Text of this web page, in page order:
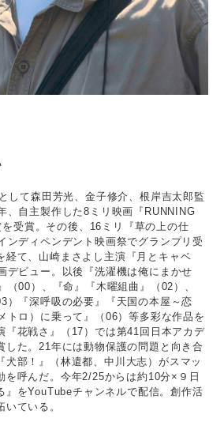
して森田芳光、金子修介、根岸吉太郎監
、自主製作した8ミリ映画『RUNNING
受賞。その後、16ミリ『草の上の仕
ンディペンデント映画祭でグランプリ受
経て、山崎まさよし主演『月とキャベ
デビュー。以後『洗濯機は俺にまかせ
（00）、『命』『木曜組曲』（02）、
）『深呼吸の必要』『天国の本屋～恋
トロ）に乗って』（06）等多彩な作品を
『花戦さ』（17）では第41回日本アカデ
した。21年には動物保護の問題と向き合
犬部！』（林遣都、中川大志）がスマッ
を呼んだ。今年2/25からは約10分×９日
』をYouTubeチャンネルで配信。創作活
ている。